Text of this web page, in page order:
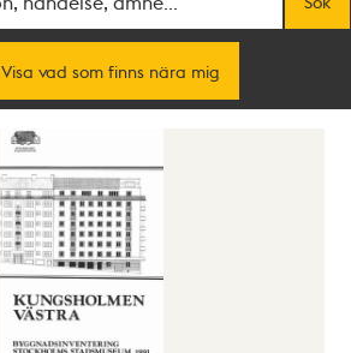
Visa vad som finns nära mig